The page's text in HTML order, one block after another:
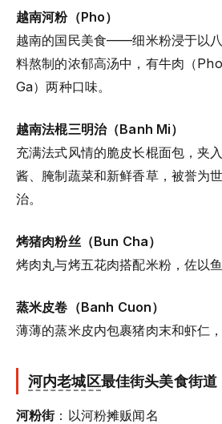
越南河粉（Pho）
越南的国民美食——细米粉浸于以
料熬制的浓郁高汤中，有牛肉（
Ga）两种口味。
越南法棍三明治（Banh Mi）
充满法式风情的脆皮长棍面包，夹
酱、腌制蔬菜和新鲜香草，被誉为
治。
烤猪肉粉丝（Bun Cha）
烤肉丸与烤五花肉搭配米粉，佐以鱼
蒸米皮卷（Banh Cuon）
薄薄的蒸米皮内包裹猪肉末和虾仁，
河内老城区最佳街头美食街道
河粉街：以河粉摊贩闻名